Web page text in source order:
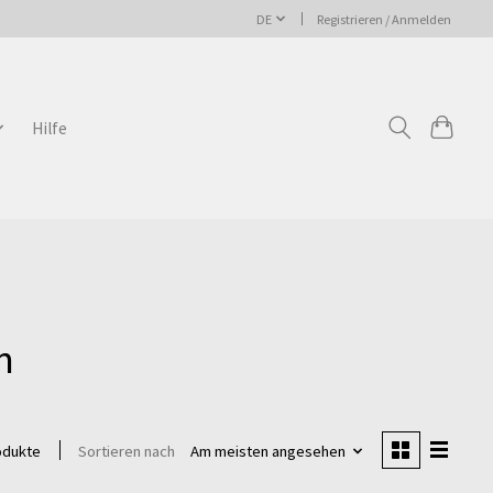
DE Registrieren / Anmelden
Hilfe
Sortieren nach Am meisten angesehen